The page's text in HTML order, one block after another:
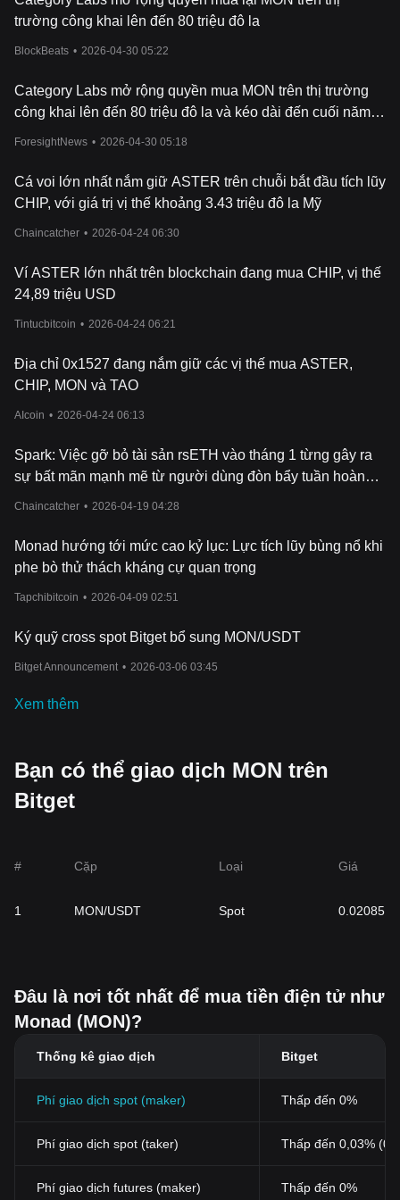
●Khởi đầu: Monad được thành lập vào năm 2022 để giải quyết
các vấn đề về khả năng mở rộng trong các blockchain Layer-1.
thuận MonadBFT.
●Chuẩn bị Testnet : Phát triển testnet để xác thực hiệu suất
●Testnet công khai: Ra mắt vào cuối năm 2023, cho phép các
●Cải tiến:Tương tác với cộng đồng, sửa lỗi và tối ưu hóa giao
triển khai token MONAD ở quy mô hoàn thiện.
thúc đẩy quan hệ đối tác và mở rộng hệ sinh thái dApp.
Đổi mới: Nghiên cứu và phát triển liên tục để nâng cao khả
năng mở rộng, bảo mật và các tính năng.
●Chấp nhận : Thúc đẩy chấp nhận toàn cầu với nền tảng
Lộ trình của Monad nhấn mạnh hành trình của nó để trở thành
một blockchain Layer-1 hàng đầu, tập trung vào khả năng mở
rộng, hiệu suất và khả năng tương thích với Ethereum.
trường công khai lên đến 80 triệu đô la
BlockBeats • 2026-04-30 05:22
Category Labs mở rộng quyền mua MON trên thị trường
công khai lên đến 80 triệu đô la và kéo dài đến cuối năm
ForesightNews • 2026-04-30 05:18
Cá voi lớn nhất nắm giữ ASTER trên chuỗi bắt đầu tích lũy
CHIP, với giá trị vị thế khoảng 3.43 triệu đô la Mỹ
Chaincatcher • 2026-04-24 06:30
Ví ASTER lớn nhất trên blockchain đang mua CHIP, vị thế
24,89 triệu USD
Tintucbitcoin • 2026-04-24 06:21
Địa chỉ 0x1527 đang nắm giữ các vị thế mua ASTER,
CHIP, MON và TAO
AIcoin • 2026-04-24 06:13
Spark: Việc gỡ bỏ tài sản rsETH vào tháng 1 từng gây ra
sự bất mãn mạnh mẽ từ người dùng đòn bẩy tuần hoàn
Chaincatcher • 2026-04-19 04:28
Monad hướng tới mức cao kỷ lục: Lực tích lũy bùng nổ khi
phe bò thử thách kháng cự quan trọng
Tapchibitcoin • 2026-04-09 02:51
Ký quỹ cross spot Bitget bổ sung MON/USDT
Bitget Announcement • 2026-03-06 03:45
Xem thêm
Bạn có thể giao dịch MON trên
Bitget
# Cặp Loại Giá
1 MON/USDT Spot 0.02085
Đâu là nơi tốt nhất để mua tiền điện tử như
Monad (MON)?
Thống kê giao dịch Bitget
Phí giao dịch spot (maker) Thấp đến 0%
Phí giao dịch spot (taker) Thấp đến 0,03%
Phí giao dịch futures (maker) Thấp đến 0%